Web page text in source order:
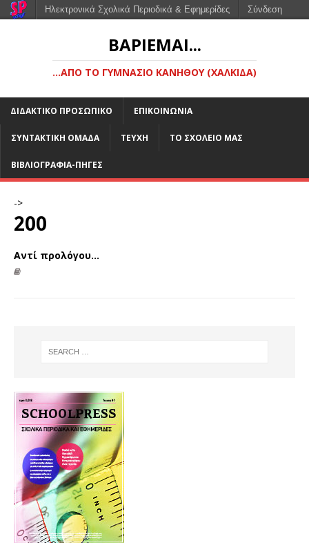
ΒΑΡΙΈΜΑΙ...
...ΑΠΌ ΤΟ ΓΥΜΝΆΣΙΟ ΚΑΝΉΘΟΥ (ΧΑΛΚΊΔΑ)
ΔΙΔΑΚΤΙΚΌ ΠΡΟΣΩΠΙΚΌ ΕΠΙΚΟΙΝΩΝΊΑ
ΣΥΝΤΑΚΤΙΚΉ ΟΜΆΔΑ ΤΕΎΧΗ ΤΟ ΣΧΟΛΕΊΟ ΜΑΣ
ΒΙΒΛΙΟΓΡΑΦΊΑ-ΠΗΓΈΣ
->
200
Αντί προλόγου…
Ηλεκτρονικά Σχολικά Περιοδικά & Εφημερίδες Σύνδεση